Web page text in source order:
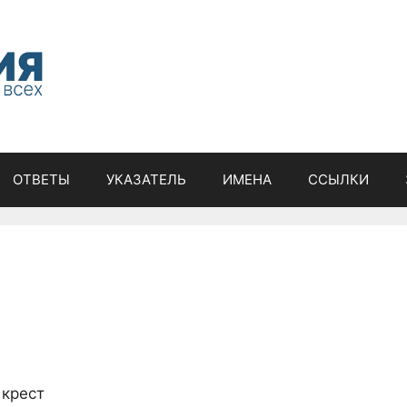
ОТВЕТЫ УКАЗАТЕЛЬ ИМЕНА ССЫЛКИ